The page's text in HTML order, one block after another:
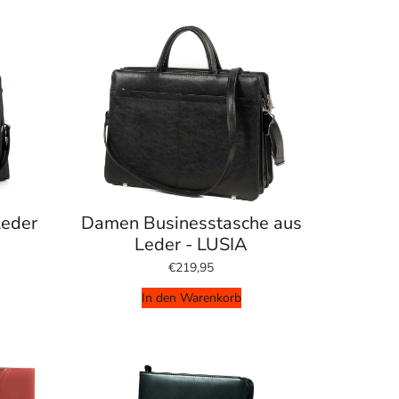
Damen Businesstasche aus
Leder - LUSIA
€219,95
In den Warenkorb